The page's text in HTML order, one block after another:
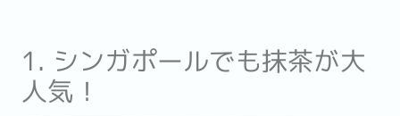
1. シンガポールでも抹茶が大
人気！